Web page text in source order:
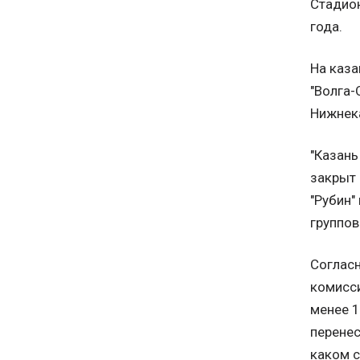
года.
На
закрыт
менее
каком